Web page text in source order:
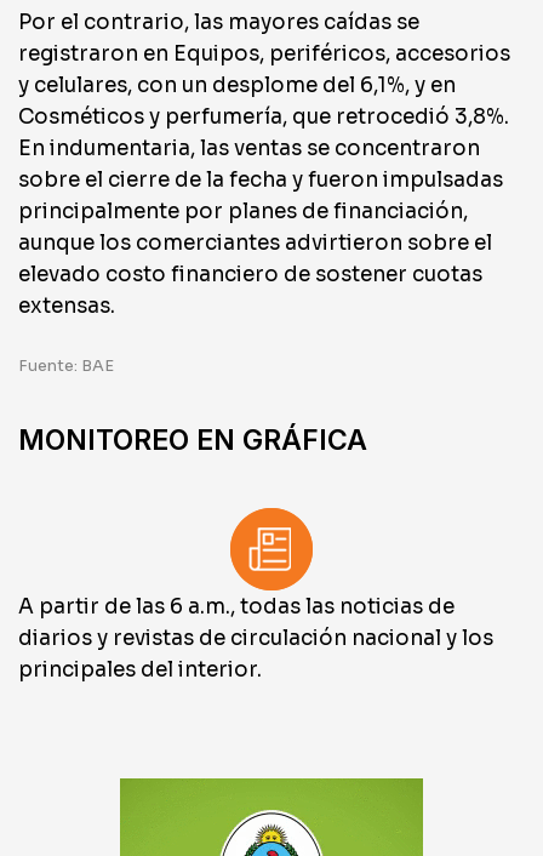
Por el contrario, las mayores caídas se
registraron en Equipos, periféricos, accesorios
y celulares, con un desplome del 6,1%, y en
Cosméticos y perfumería, que retrocedió 3,8%.
En indumentaria, las ventas se concentraron
sobre el cierre de la fecha y fueron impulsadas
principalmente por planes de financiación,
aunque los comerciantes advirtieron sobre el
elevado costo financiero de sostener cuotas
extensas.
Fuente: BAE
MONITOREO EN GRÁFICA
A partir de las 6 a.m., todas las noticias de
diarios y revistas de circulación nacional y los
principales del interior.